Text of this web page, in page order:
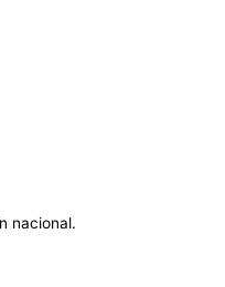
nacional.